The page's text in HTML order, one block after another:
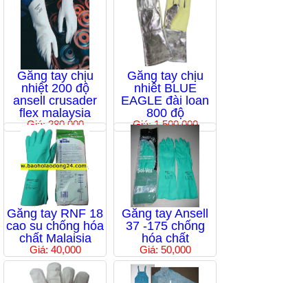
Găng tay chịu
nhiệt 200 độ
ansell crusader
flex malaysia
Giá: 280,000
Găng tay chịu
nhiêt BLUE
EAGLE đài loan
800 độ
Giá: 1,500,000
Găng tay RNF 18
cao su chống hóa
chất Malaisia
Giá: 40,000
Găng tay Ansell
37 -175 chống
hóa chất
Giá: 50,000